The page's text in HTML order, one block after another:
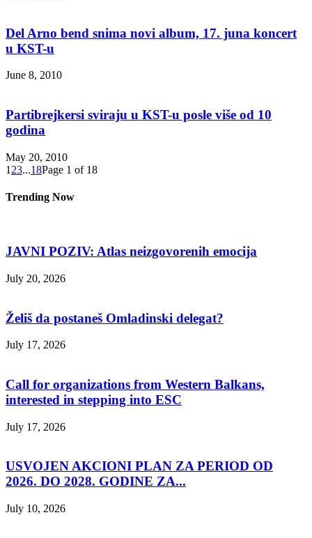
Del Arno bend snima novi album, 17. juna koncert
u KST-u
June 8, 2010
Partibrejkersi sviraju u KST-u posle više od 10
godina
May 20, 2010
1 23...18Page 1 of 18
Trending Now
JAVNI POZIV: Atlas neizgovorenih emocija
July 20, 2026
Želiš da postaneš Omladinski delegat?
July 17, 2026
Call for organizations from Western Balkans,
interested in stepping into ESC
July 17, 2026
USVOJEN AKCIONI PLAN ZA PERIOD OD
2026. DO 2028. GODINE ZA...
July 10, 2026